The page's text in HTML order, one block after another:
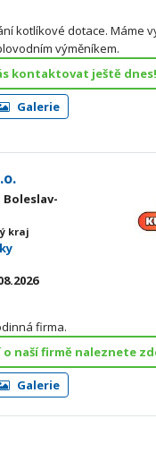
kotlíkové dotace. Máme
výměníkem.
kontaktovat ještě dnes!
Galerie
Boleslav-
kraj
firma.
naší firmě naleznete
Galerie